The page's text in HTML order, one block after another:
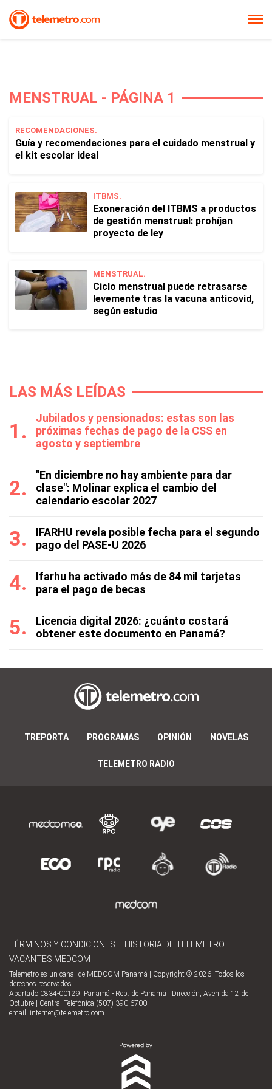
MENSTRUAL - PÁGINA 1
RECOMENDACIONES.
Guía y recomendaciones para el cuidado menstrual y
el kit escolar ideal
ITBMS.
Exoneración del ITBMS a productos
de gestión menstrual: prohíjan
proyecto de ley
MENSTRUAL.
Ciclo menstrual puede retrasarse
levemente tras la vacuna anticovid,
según estudio
LAS MÁS LEÍDAS
Jubilados y pensionados: estas son las
próximas fechas de pago de la CSS en
agosto y septiembre
"En diciembre no hay ambiente para dar
clase": Molinar explica el cambio del
calendario escolar 2027
IFARHU revela posible fecha para el segundo
pago del PASE-U 2026
Ifarhu ha activado más de 84 mil tarjetas
para el pago de becas
Licencia digital 2026: ¿cuánto costará
obtener este documento en Panamá?
TREPORTA PROGRAMAS OPINIÓN NOVELAS
TELEMETRO RADIO
TÉRMINOS Y CONDICIONES
HISTORIA DE TELEMETRO
VACANTES MEDCOM
Telemetro es un canal de MEDCOM Panamá | Copyright © 2026. Todos los
derechos reservados.
Apartado 0834-00129, Panamá - Rep. de Panamá | Dirección, Avenida 12 de
Octubre | Central Telefónica (507) 390-6700
email: internet@telemetro.com